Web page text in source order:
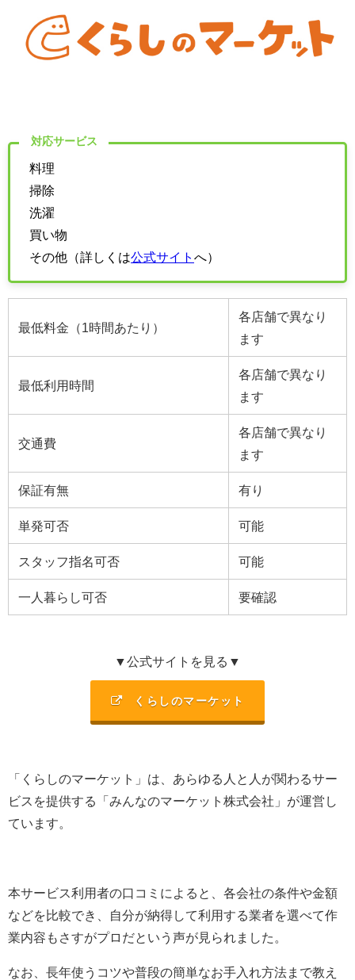
対応サービス
料理
掃除
洗濯
買い物
その他（詳しくは公式サイト へ）
最低料金（1時間あたり）
各店舗で異なり
ます
最低利用時間
各店舗で異なり
ます
交通費
各店舗で異なり
ます
保証有無 有り
単発可否 可能
スタッフ指名可否 可能
一人暮らし可否 要確認
▼公式サイトを見る▼
くらしのマーケット
「くらしのマーケット」は、あらゆる人と人が関わるサー
ビスを提供する「みんなのマーケット株式会社」が運営し
ています。
本サービス利用者の口コミによると、各会社の条件や金額
などを比較でき、自分が納得して利用する業者を選べて作
業内容もさすがプロだという声が見られました。
なお、長年使うコツや普段の簡単なお手入れ方法まで教え